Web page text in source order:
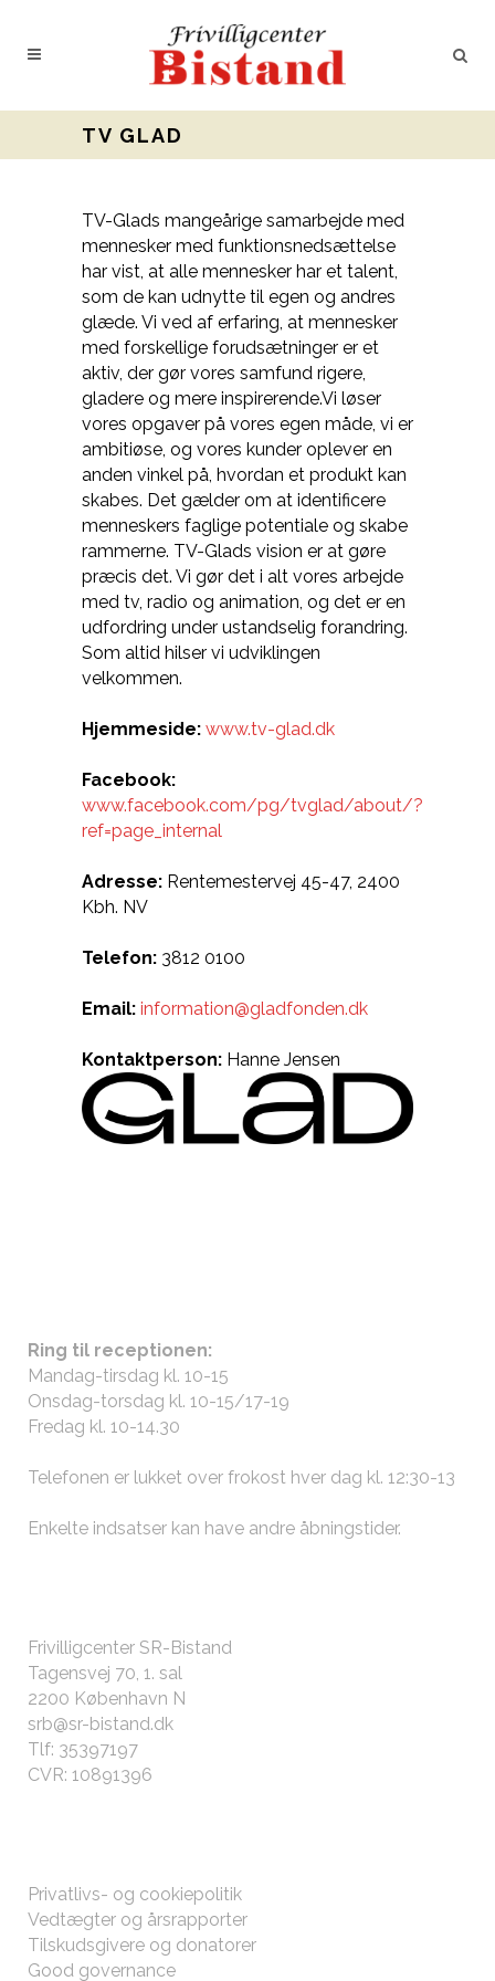
TV GLAD
TV-Glads mangeårige samarbejde med
mennesker med funktionsnedsættelse
har vist, at alle mennesker har et talent,
som de kan udnytte til egen og andres
glæde. Vi ved af erfaring, at mennesker
med forskellige forudsætninger er et
aktiv, der gør vores samfund rigere,
gladere og mere inspirerende.Vi løser
vores opgaver på vores egen måde, vi er
ambitiøse, og vores kunder oplever en
anden vinkel på, hvordan et produkt kan
skabes. Det gælder om at identificere
menneskers faglige potentiale og skabe
rammerne. TV-Glads vision er at gøre
præcis det. Vi gør det i alt vores arbejde
med tv, radio og animation, og det er en
udfordring under ustandselig forandring.
Som altid hilser vi udviklingen
velkommen.
Hjemmeside: www.tv-glad.dk
Facebook:
www.facebook.com/pg/tvglad/about/?
ref=page_internal
Adresse: Rentemestervej 45-47, 2400
Kbh. NV
Telefon: 3812 0100
Email: information@gladfonden.dk
Kontaktperson: Hanne Jensen
Ring til receptionen:
Mandag-tirsdag kl. 10-15
Onsdag-torsdag kl. 10-15/17-19
Fredag kl. 10-14.30
Telefonen er lukket over frokost hver dag kl. 12:30-13
Enkelte indsatser kan have andre åbningstider.
Frivilligcenter SR-Bistand
Tagensvej 70, 1. sal
2200 København N
srb@sr-bistand.dk
Tlf: 35397197
CVR: 10891396
Privatlivs- og cookiepolitik
Vedtægter og årsrapporter
Tilskudsgivere og donatorer
Good governance